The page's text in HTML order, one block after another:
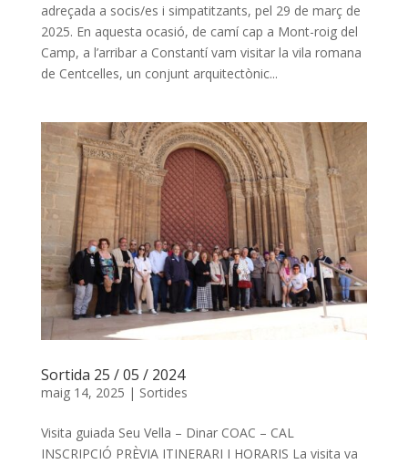
adreçada a socis/es i simpatitzants, pel 29 de març de
2025. En aquesta ocasió, de camí cap a Mont-roig del
Camp, a l’arribar a Constantí vam visitar la vila romana
de Centcelles, un conjunt arquitectònic...
Sortida 25 / 05 / 2024
maig 14, 2025 | Sortides
Visita guiada Seu Vella – Dinar COAC – CAL
INSCRIPCIÓ PRÈVIA ITINERARI I HORARIS La visita va